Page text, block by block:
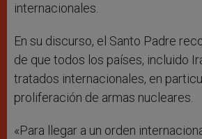
internacionales.
En su discurso, el Santo Padre
de que todos los países, incluido
tratados internacionales, en
proliferación de armas nucleares.
«Para llegar a un orden